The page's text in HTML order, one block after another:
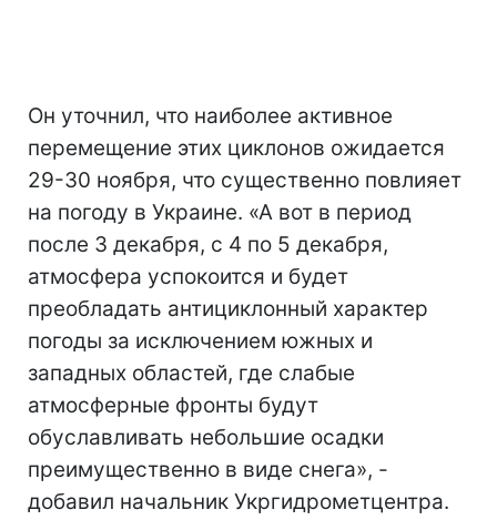
Он уточнил, что наиболее активное
перемещение этих циклонов ожидается
29-30 ноября, что существенно повлияет
на погоду в Украине. «А вот в период
после 3 декабря, с 4 по 5 декабря,
атмосфера успокоится и будет
преобладать антициклонный характер
погоды за исключением южных и
западных областей, где слабые
атмосферные фронты будут
обуславливать небольшие осадки
преимущественно в виде снега», -
добавил начальник Укргидрометцентра.